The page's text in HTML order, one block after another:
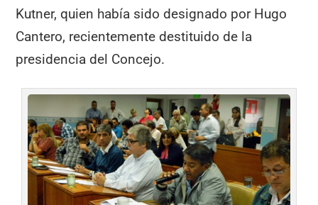
Kutner, quien había sido designado por Hugo
Cantero, recientemente destituido de la
presidencia del Concejo.